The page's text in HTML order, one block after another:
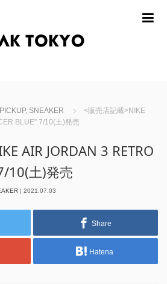
PICKUP, SNEAKER
<販売店記載>NIKE
BLUE” 7/10(土)発売
AIR JORDAN 3 RETRO
10(土)発売
| 2021.07.03
Share
Hatena